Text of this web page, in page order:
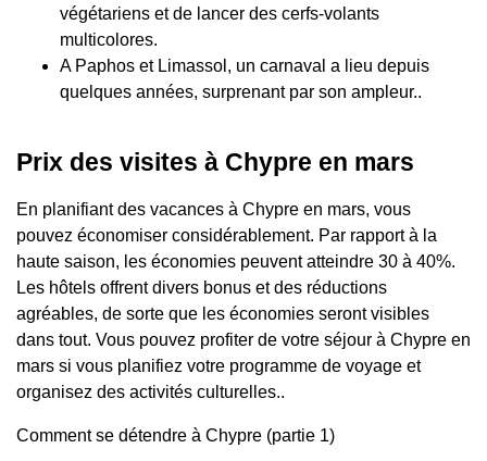
végétariens et de lancer des cerfs-volants
multicolores.
A Paphos et Limassol, un carnaval a lieu depuis
quelques années, surprenant par son ampleur..
Prix ​​des visites à Chypre en mars
En planifiant des vacances à Chypre en mars, vous
pouvez économiser considérablement. Par rapport à la
haute saison, les économies peuvent atteindre 30 à 40%.
Les hôtels offrent divers bonus et des réductions
agréables, de sorte que les économies seront visibles
dans tout. Vous pouvez profiter de votre séjour à Chypre en
mars si vous planifiez votre programme de voyage et
organisez des activités culturelles..
Comment se détendre à Chypre (partie 1)